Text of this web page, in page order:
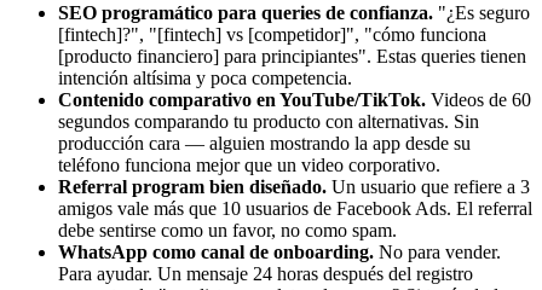
SEO programático para queries de confianza. "¿Es seguro
[fintech]?", "[fintech] vs [competidor]", "cómo funciona
[producto financiero] para principiantes". Estas queries tienen
intención altísima y poca competencia.
Contenido comparativo en YouTube/TikTok. Videos de 60
segundos comparando tu producto con alternativas. Sin
producción cara — alguien mostrando la app desde su
teléfono funciona mejor que un video corporativo.
Referral program bien diseñado. Un usuario que refiere a 3
amigos vale más que 10 usuarios de Facebook Ads. El referral
debe sentirse como un favor, no como spam.
WhatsApp como canal de onboarding. No para vender.
Para ayudar. Un mensaje 24 horas después del registro